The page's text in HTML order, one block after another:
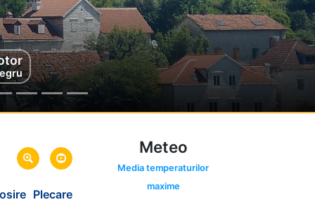
Mare
Plecare
Meteo
Media temperaturilor
maxime